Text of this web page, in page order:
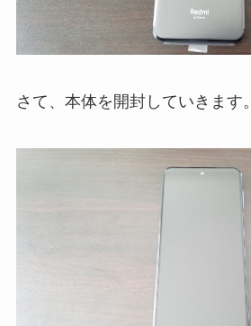
さて、本体を開封していきます。